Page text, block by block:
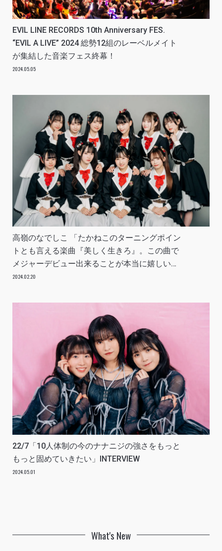
EVIL LINE RECORDS 10th Anniversary FES.
“EVIL A LIVE” 2024 総勢12組のレーベルメイト
が集結した音楽フェス終幕！
2024.05.05
高嶺のなでしこ 「たかねこのターニングポイン
トとも言える楽曲『美しく生きろ』。この曲で
メジャーデビュー出来ることが本当に嬉しい」
INTERVIEW
2024.02.20
22/7「10人体制の今のナナニジの強さをもっと
もっと固めていきたい」INTERVIEW
2024.05.01
What's New